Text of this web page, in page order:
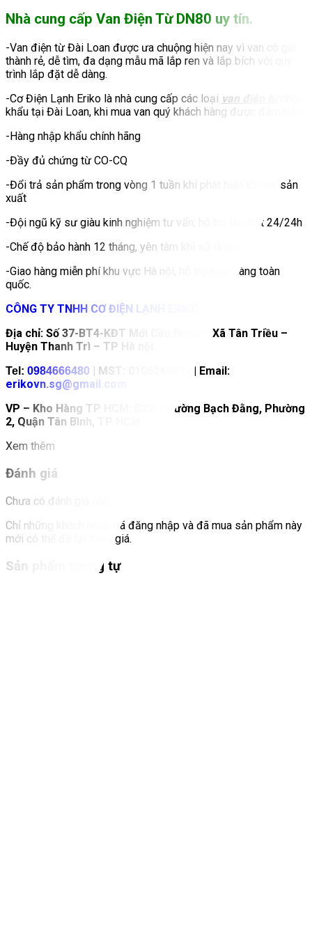
Nhà cung cấp Van Điện Từ DN80 uy tín.
-Van điện từ Đài Loan được ưa chuộng hiện nay vì van có giá
thành rẻ, dễ tìm, đa dạng mẫu mã lắp ren và lắp bích với quy
trình lắp đặt dễ dàng.
-Cơ Điện Lạnh Eriko là nhà cung cấp các loại van điện từ
khẩu tại Đài Loan, khi mua van quý khách hàng được đảm bảo:
-Hàng nhập khẩu chính hãng
-Đầy đủ chứng từ CO-CQ
-Đổi trả sản phẩm trong vòng 1 tuần khi phát hiện lỗi nhà sản
xuất
-Đội ngũ kỹ sư giàu kinh nghiệm tư vấn, hỗ trọ lắp đặt 24/24h
-Chế độ bảo hành 12 tháng, yên tâm khi sử dụng
-Giao hàng miễn phí khu vực Hà nội, hỗ trợ giao hàng toàn
quốc.
CÔNG TY TNHH CƠ ĐIỆN LẠNH ERIKO
Địa chỉ: Số 37-BT4-KĐT Mới Cầu Bươu – Xã Tân Triều –
Huyện Thanh Trì – TP Hà nội.
Tel: 0984666480
| MST: 0106240019 | Email:
erikovn.sg@gmail.com
VP – Kho Hàng TP HCM: B22/2 đường Bạch Đằng, Phường
2, Quận Tân Bình, TP HCM
Xem thêm
Đánh giá
Chưa có đánh giá nào.
Chỉ những khách hàng đã đăng nhập và đã mua sản phẩm này
mới có thể để lại đánh giá.
Sản phẩm tương tự